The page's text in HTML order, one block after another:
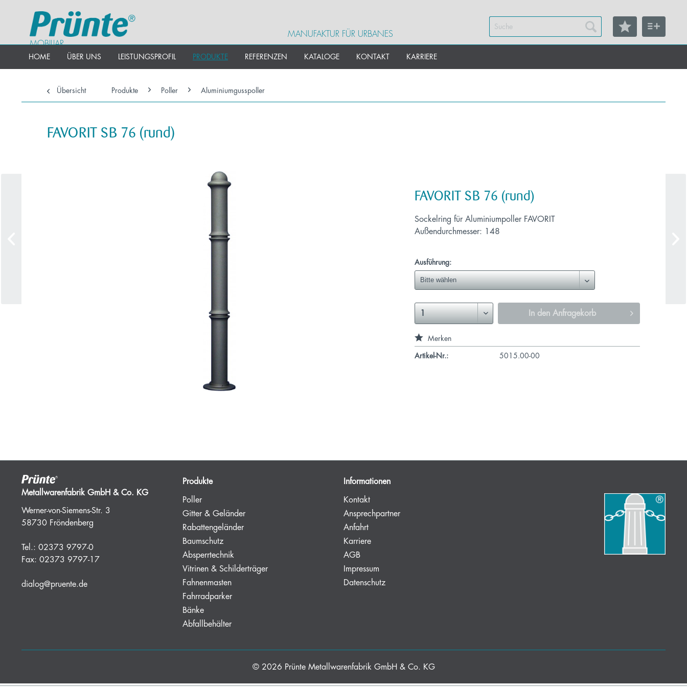
MANUFAKTUR FÜR URBANES
MOBILIAR
HOME ÜBER UNS LEISTUNGSPROFIL PRODUKTE REFERENZEN KATALOGE KONTAKT KARRIERE
Übersicht Produkte Poller Aluminiumgusspoller
FAVORIT SB 76 (rund)
FAVORIT SB 76 (rund)
Sockelring für Aluminiumpoller FAVORIT
Außendurchmesser: 148
Ausführung:
In den Anfragekorb
Merken
Artikel-Nr.: 5015.00-00
Metallwarenfabrik GmbH & Co. KG
Werner-von-Siemens-Str. 3
58730 Fröndenberg
Tel.: 02373 9797-0
Fax: 02373 9797-17
dialog@pruente.de
Produkte
Poller
Gitter & Geländer
Rabattengeländer
Baumschutz
Absperrtechnik
Vitrinen & Schilderträger
Fahnenmasten
Fahrradparker
Bänke
Abfallbehälter
Informationen
Kontakt
Ansprechpartner
Anfahrt
Karriere
AGB
Impressum
Datenschutz
© 2026 Prünte Metallwarenfabrik GmbH & Co. KG